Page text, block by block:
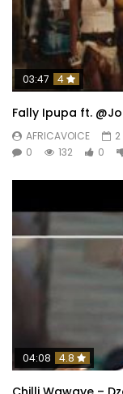
03:47 4
Fally Ipupa ft.
AFRICAVOICE
2
0
132 0
04:08 4.8